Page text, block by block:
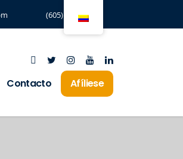
(605) 3294197
Contacto Afíliese